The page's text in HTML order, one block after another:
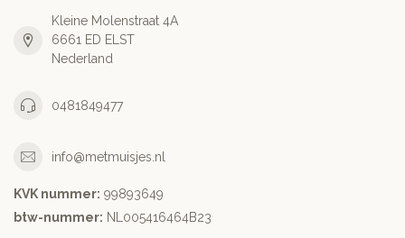
Kleine Molenstraat 4A
6661 ED ELST
Nederland
0481849477
info@metmuisjes.nl
KVK nummer: 99893649
btw-nummer: NL005416464B23